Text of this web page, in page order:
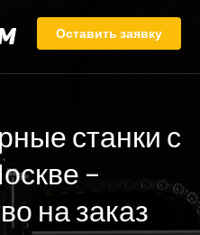
Оставить заявку
станки с
–
на заказ